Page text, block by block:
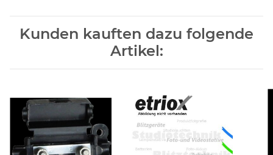
Kunden kauften dazu folgende
Artikel: